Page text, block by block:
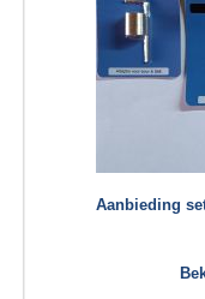
Aanbieding